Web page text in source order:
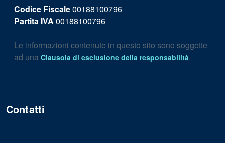
Codice Fiscale00188100796
Partita IVA 00188100796
Le informazioni contenute in questo sito sono soggette
ad una Clausola di esclusione della responsabilità.
Contatti